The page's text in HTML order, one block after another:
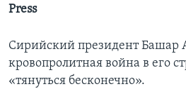
Press
Сирийский президент Башар
кровопролитная война в его
«тянуться бесконечно».